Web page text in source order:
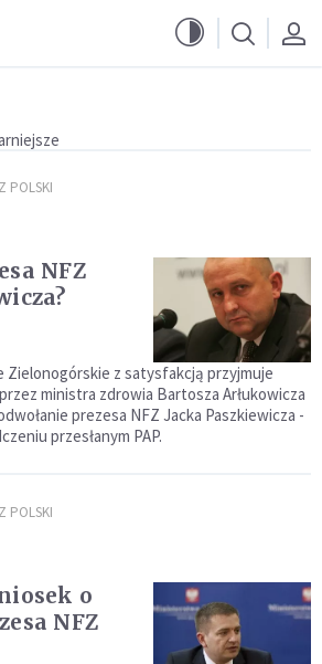
POLSKI
NFZ
Zielonogórskie z satysfakcją przyjmuje
ministra zdrowia Bartosza Arłukowicza
prezesa NFZ Jacka Paszkiewicza -
przesłanym PAP.
POLSKI
o
NFZ